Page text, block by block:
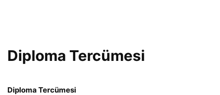
Diploma Tercümesi
Diploma Tercümesi